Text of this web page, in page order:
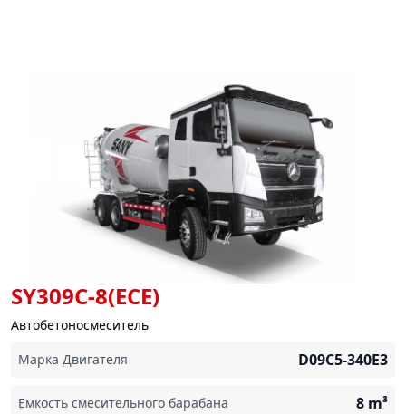
SY309C-8(ECE)
Автобетоносмеситель
Марка Двигателя
D09C5-340E3
Емкость смесительного барабана 8 m³